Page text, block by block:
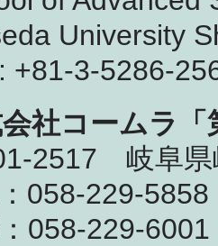
University
+81-3-5286-
社コームラ「
2517 岐阜県
058-229-
058-229-6001